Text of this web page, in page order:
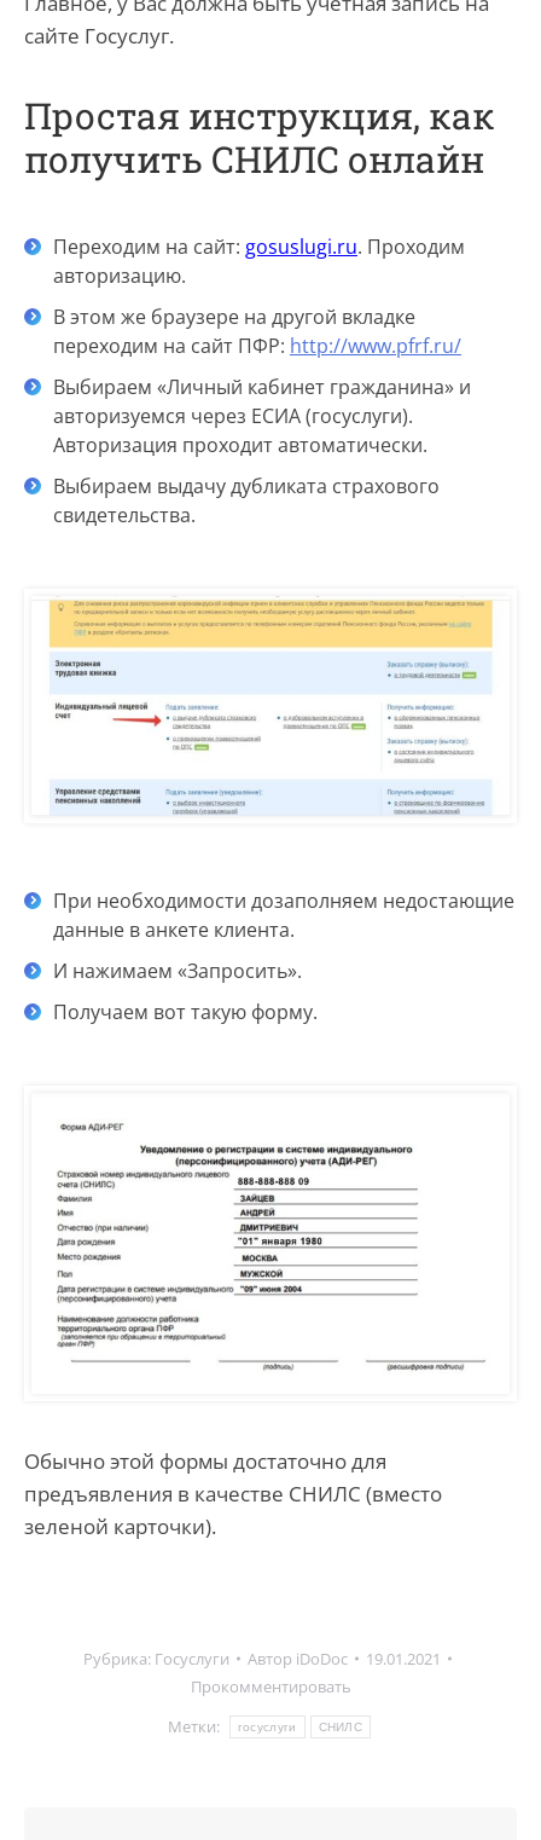
сайте Госуслуг.
Простая инструкция, как
получить СНИЛС онлайн
Переходим на сайт: gosuslugi.ru. Проходим
авторизацию.
В этом же браузере на другой вкладке
переходим на сайт ПФР: http://www.pfrf.ru/
Выбираем «Личный кабинет гражданина» и
авторизуемся через ЕСИА (госуслуги).
Авторизация проходит автоматически.
Выбираем выдачу дубликата страхового
свидетельства.
При необходимости дозаполняем недостающие
данные в анкете клиента.
И нажимаем «Запросить».
Получаем вот такую форму.
Обычно этой формы достаточно для
предъявления в качестве СНИЛС (вместо
зеленой карточки).
Рубрика: Госуслуги Автор iDoDoc
19.01.2021
Прокомментировать
Метки:
госуслуги СНИЛС